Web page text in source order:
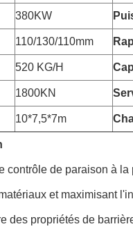
380KW
110/130/110mm
520 KG/H
1800KN
10*7,5*7m
contrôle de paraison à
et maximisant
des propriétés de